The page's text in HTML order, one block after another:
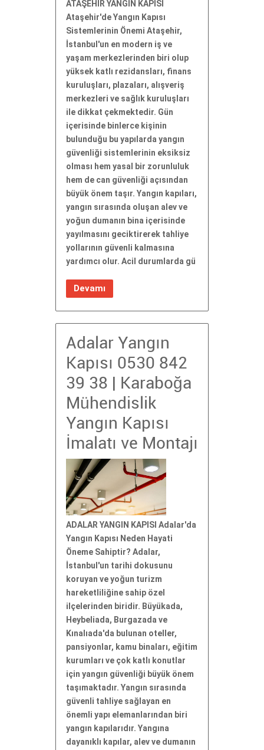
ATAŞEHİR YANGIN KAPISI
Ataşehir'de Yangın Kapısı
Sistemlerinin Önemi Ataşehir,
İstanbul'un en modern iş ve
yaşam merkezlerinden biri olup
yüksek katlı rezidansları, finans
kuruluşları, plazaları, alışveriş
merkezleri ve sağlık kuruluşları
ile dikkat çekmektedir. Gün
içerisinde binlerce kişinin
bulunduğu bu yapılarda yangın
güvenliği sistemlerinin eksiksiz
olması hem yasal bir zorunluluk
hem de can güvenliği açısından
büyük önem taşır. Yangın kapıları,
yangın sırasında oluşan alev ve
yoğun dumanın bina içerisinde
yayılmasını geciktirerek tahliye
yollarının güvenli kalmasına
yardımcı olur. Acil durumlarda gü
Devamı
Adalar Yangın
Kapısı 0530 842
39 38 | Karaboğa
Mühendislik
Yangın Kapısı
İmalatı ve Montajı
ADALAR YANGIN KAPISI Adalar'da
Yangın Kapısı Neden Hayati
Öneme Sahiptir? Adalar,
İstanbul'un tarihi dokusunu
koruyan ve yoğun turizm
hareketliliğine sahip özel
ilçelerinden biridir. Büyükada,
Heybeliada, Burgazada ve
Kınalıada'da bulunan oteller,
pansiyonlar, kamu binaları, eğitim
kurumları ve çok katlı konutlar
için yangın güvenliği büyük önem
taşımaktadır. Yangın sırasında
güvenli tahliye sağlayan en
önemli yapı elemanlarından biri
yangın kapılarıdır. Yangına
dayanıklı kapılar, alev ve dumanın